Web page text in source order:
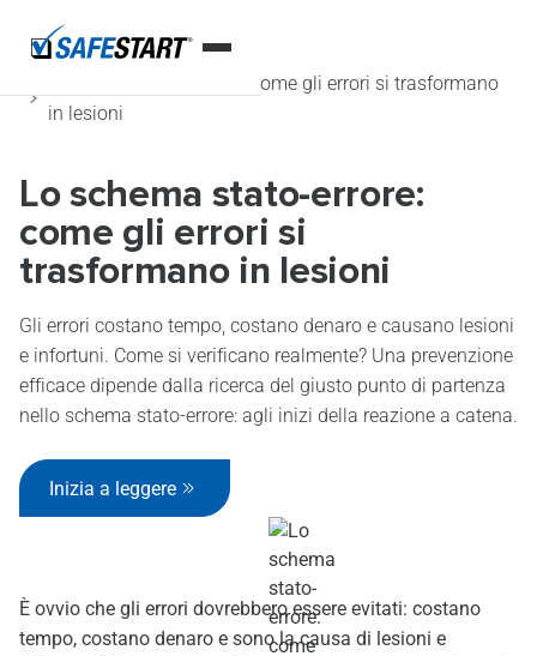
Home
Blog
Lo schema stato-errore: come gli errori si trasformano
in lesioni
Lo schema stato-errore:
come gli errori si
trasformano in lesioni
Gli errori costano tempo, costano denaro e causano lesioni
e infortuni. Come si verificano realmente? Una prevenzione
efficace dipende dalla ricerca del giusto punto di partenza
nello schema stato-errore: agli inizi della reazione a catena.
Inizia a leggere
È ovvio che gli errori dovrebbero essere evitati: costano
tempo, costano denaro e sono la causa di lesioni e